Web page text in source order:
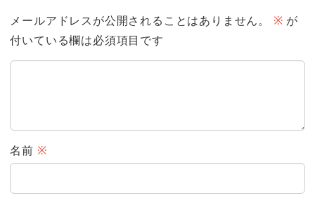
メールアドレスが公開されることはありません。 ※ が
付いている欄は必須項目です
名前 ※